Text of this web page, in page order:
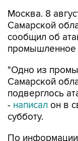
Москва. 8
Самарской
сообщил об
промышленное
"Одно из
Самарской
подверглось
- написал он в
субботу.
По